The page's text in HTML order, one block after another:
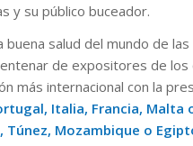
y su público buceador.
salud del mundo de
de expositores de
más internacional con la
Italia, Francia, Malta
Túnez, Mozambique o